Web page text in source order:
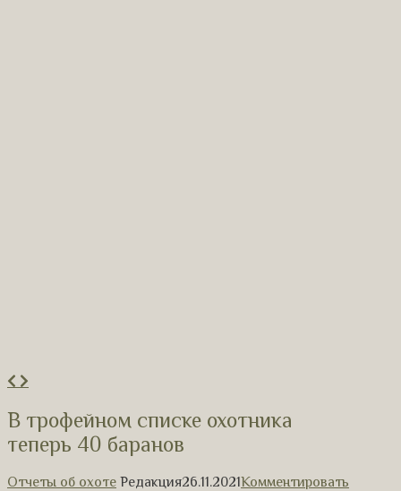
В трофейном списке охотника
теперь 40 баранов
Отчеты об охоте Редакция26.11.2021Комментировать